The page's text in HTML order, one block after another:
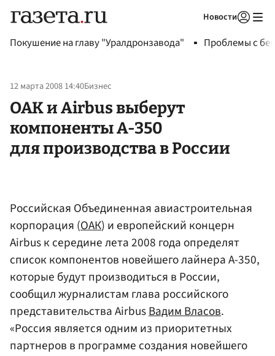
Новости
Покушение на главу "Уралдронзавода" Проблемы с
12 марта 2008 14:40Бизнес
ОАК и Airbus выберут
компоненты A-350
для производства в России
Российская Объединенная авиастроительная
корпорация (ОАК) и европейский концерн
Airbus к середине лета 2008 года определят
список компонентов новейшего лайнера А-350,
которые будут производиться в России,
сообщил журналистам глава российского
представительства AirbusВадим Власов.
«Россия является одним из приоритетных
партнеров в программе создания новейшего